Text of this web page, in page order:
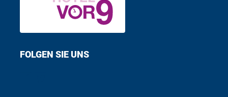
FOLGEN SIE UNS